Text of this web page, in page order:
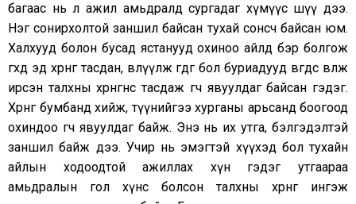
багаас нь л ажил амьдралд сургадаг хүмүүс шүү дээ.
Нэг сонирхолтой заншил байсан тухай сонсч байсан юм.
Халхууд болон бусад ястанууд охиноо айлд бэр болгож
өгөхдөө эд хөрөнгө тасдан, өвлүүлж өгдөг бол буриадууд өвгөдөөс өвлөж
ирсэн талхны хөрөнгөнөөсөө тасдаж өгч явуулдаг байсан гэдэг.
Хөрөнгөө бумбанд хийж, түүнийгээ хурганы арьсанд боогоод
охиндоо өгч явуулдаг байж. Энэ нь их утга, бэлгэдэлтэй
заншил байж дээ. Учир нь эмэгтэй хүүхэд бол тухайн
айлын ходоодтой ажиллах хүн гэдэг утгаараа
амьдралын гол хүнс болсон талхны хөрөнгөө ингэж